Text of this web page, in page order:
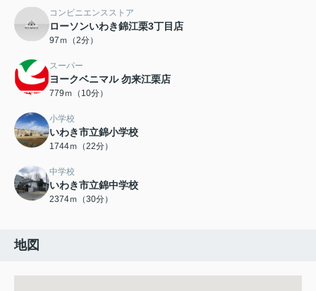
コンビニエンスストア
ローソンいわき錦江栗3丁目店
97ｍ（2分）
スーパー
ヨークベニマル 勿来江栗店
779ｍ（10分）
小学校
いわき市立錦小学校
1744ｍ（22分）
中学校
いわき市立錦中学校
2374ｍ（30分）
地図